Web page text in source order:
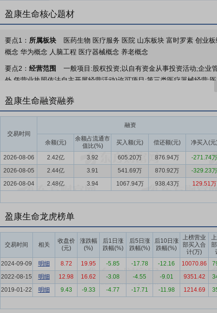
盈康生命核心题材
要点1： 所属板块
医药生物 医疗服务 医院 山东板块 富时罗素 创业
概念 华为概念 人脑工程 医疗器械概念 养老概念
要点2： 经营范围
一般项目:股权投资;以自有资金从事投资活动;企业
外,凭营业执照依法自主开展经营活动)许可项目:第三类医疗器械经营;
力建设方面，医院聚焦肺小结节等优势病种，依托胸部肿瘤专业委员
诊疗体系，逐步在区域内形成良好的专科口碑与患者信任基础，为业
续增长奠定坚实基础。
要点4：医疗器械
公司所在的医疗器械行业，具有“大市场、小细分
轨制特征。基于这一行业认知，公司持续深化“设备+耗材”协同发展
要点5： 银发经济快速发展
预测部人口发展研究室主任、研究员胡祖铨表示，目前我国银发经济
国银发经济规模将达到30万亿元左右，占同期GDP比重约为10%。
肿瘤医疗服务市场广阔
随着人口老龄化进程的加剧，我国癌
例数估计为482.47万例，癌症总体发病率呈上升趋势。从发病年龄结
布不均导致供需错配，民营医院成为有力补充。我国肿瘤医疗资源空
资源匮乏，床位长期超负荷，民营医院灵活填补市场需求空缺，成为有
盈康生命融资融券
交易时间
融资
余额(元)
余额占流通市
值比(%)
买入额(元) 偿还额(元) 净买入(元
2026-08-06 2.42亿 3.92 605.20万 876.94万
-271.74万
2026-08-05
2.44亿 3.91 541.69万 870.92万
-329.23万
2026-08-04
2.48亿 3.94 1067.94万 938.43万 129.51万
盈康生命龙虎榜单
交易时间 相关
收盘价
(元)
涨跌幅
(%)
后1日涨
跌幅(%)
后5日涨
跌幅(%)
后10日涨
跌幅(%)
上榜营业
部买入合
计(万)
2024-09-09
明细 8.72 19.95 -5.85 -17.78 -12.16 10070.86
2022-08-15
明细 12.98 16.62 -3.08 -4.55 -9.01 9351.42
2019-01-22
明细 9.43 -9.33 -4.77 -17.71 -11.98 1214.69